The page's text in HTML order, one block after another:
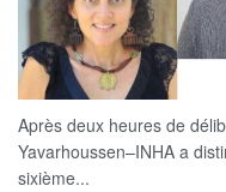
Après deux heures de
Yavarhoussen–INHA a
sixième...